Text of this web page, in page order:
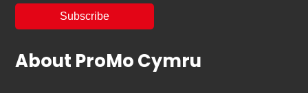
About ProMo Cymru